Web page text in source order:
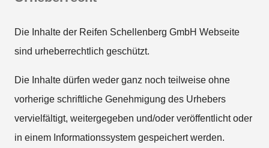
Die Inhalte der Reifen Schellenberg GmbH Webseite
sind urheberrechtlich geschützt.
Die Inhalte dürfen weder ganz noch teilweise ohne
vorherige schriftliche Genehmigung des Urhebers
vervielfältigt, weitergegeben und/oder veröffentlicht oder
in einem Informationssystem gespeichert werden.